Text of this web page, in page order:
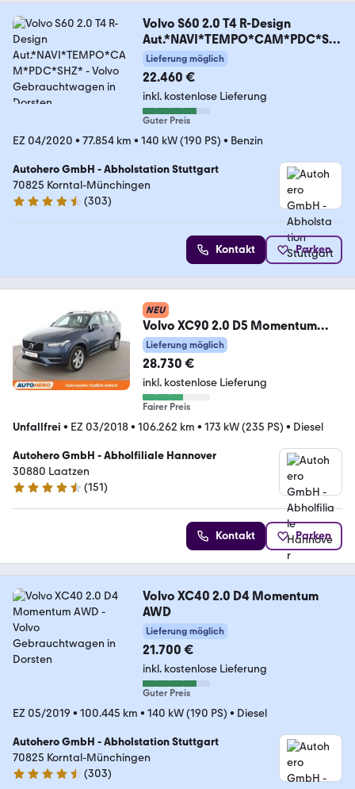
Volvo S60 2.0 T4 R-Design
Aut.*NAVI*TEMPO*CAM*PDC*SH
Z*
Lieferung möglich
22.460 €
inkl. kostenlose Lieferung
Guter Preis
EZ 04/2020 • 77.854 km • 140 kW (190 PS) • Benzin
Autohero GmbH - Abholstation Stuttgart
70825 Korntal-Münchingen
4.4 Sterne
(303)
Kontakt Parken
NEU
Volvo XC90 2.0 D5 Momentum
AWD Aut.*NAVI*LED*ACC*CAM*
Lieferung möglich
28.730 €
inkl. kostenlose Lieferung
Fairer Preis
Unfallfrei • EZ 03/2018• 106.262 km • 173 kW (235 PS) • Diesel
Autohero GmbH - Abholfiliale Hannover
30880 Laatzen
4.7 Sterne
(151)
Kontakt Parken
Volvo XC40 2.0 D4 Momentum
AWD
Lieferung möglich
21.700 €
inkl. kostenlose Lieferung
Guter Preis
EZ 05/2019 • 100.445 km • 140 kW (190 PS) • Diesel
Autohero GmbH - Abholstation Stuttgart
70825 Korntal-Münchingen
4.4 Sterne
(303)